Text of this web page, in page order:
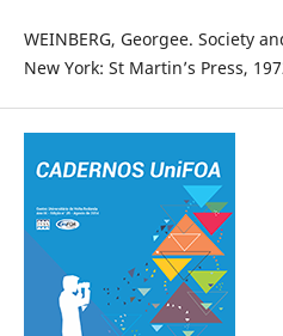
WEINBERG, Georgee. Society
New York: St Martin’s Press,